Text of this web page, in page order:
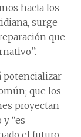
hacia los
surge
que
potencializar
que los
proyectan
“es